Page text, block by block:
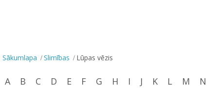
Sākumlapa Slimības Lūpas vēzis
A B C D E F G H I J K L M
N